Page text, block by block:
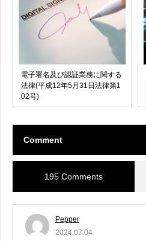
電子署名及び認証業務に関する
法律(平成12年5月31日法律第1
02号)
Comment
195 Comments
Pepper
2024.07.04